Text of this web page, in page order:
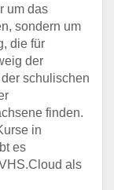
um das
sondern um
die für
der
schulischen
finden.
in
es
als